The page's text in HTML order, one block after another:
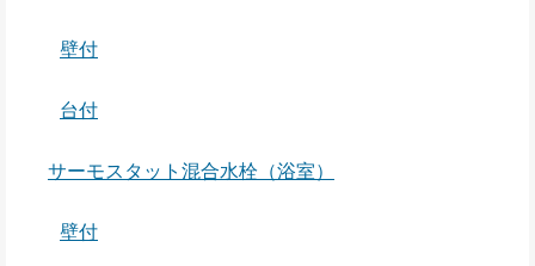
壁付
台付
サーモスタット混合水栓（浴室）
壁付